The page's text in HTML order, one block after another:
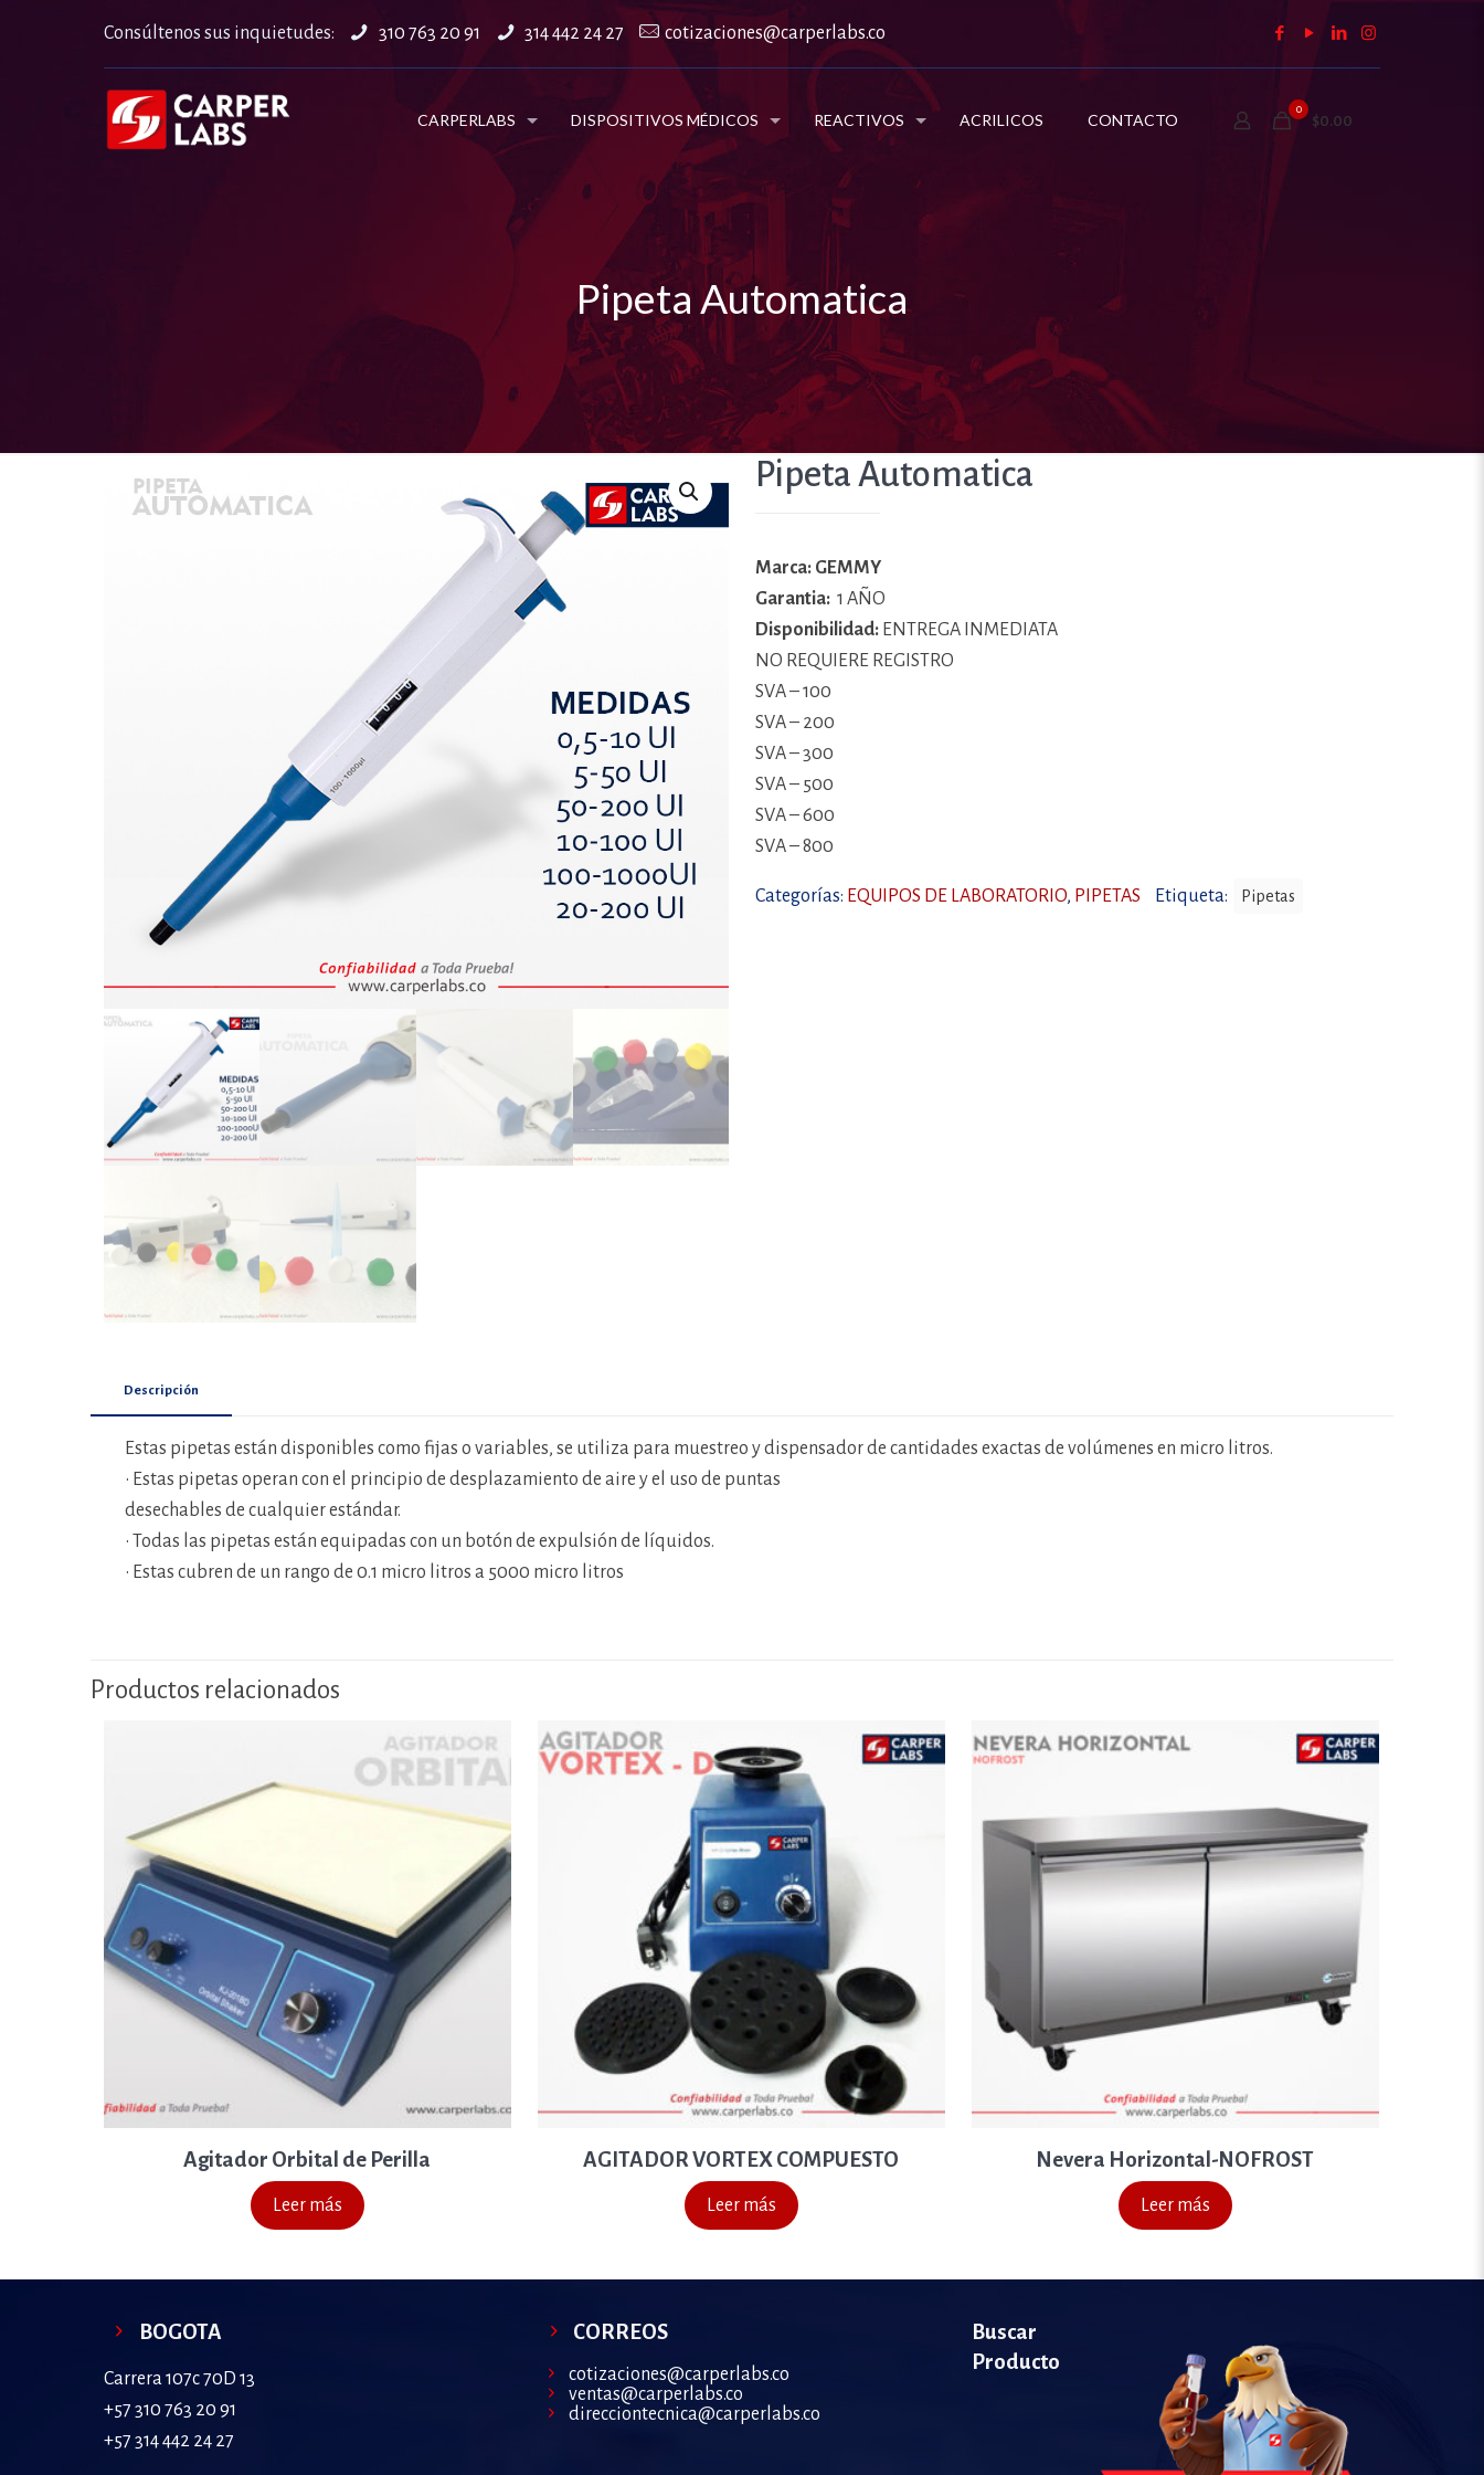
Consúltenos sus inquietudes: 310 763 20 91 314 442 24 27 cotizaciones@carperlabs.co
CARPERLABS DISPOSITIVOS MÉDICOS REACTIVOS ACRILICOS CONTACTO
0
$0.00
Pipeta Automatica
Pipeta Automatica
Marca: GEMMY
Garantia:1 AÑO
Disponibilidad:ENTREGA INMEDIATA
NO REQUIERE REGISTRO
SVA – 100
SVA – 200
SVA – 300
SVA – 500
SVA – 600
SVA – 800
Categorías: EQUIPOS DE LABORATORIO, PIPETAS Etiqueta: Pipetas
Descripción
Estas pipetas están disponibles como fijas o variables, se utiliza para muestreo y dispensador de cantidades exactas de volúmenes en micro litros.
• Estas pipetas operan con el principio de desplazamiento de aire y el uso de puntas
desechables de cualquier estándar.
• Todas las pipetas están equipadas con un botón de expulsión de líquidos.
• Estas cubren de un rango de 0.1 micro litros a 5000 micro litros
Productos relacionados
Agitador Orbital de Perilla
Leer más
AGITADOR VORTEX COMPUESTO
Leer más
Nevera Horizontal-NOFROST
Leer más
BOGOTA
Carrera 107c 70D 13
+57 310 763 20 91
+57 314 442 24 27
CORREOS
cotizaciones@carperlabs.co
ventas@carperlabs.co
direcciontecnica@carperlabs.co
Buscar
Producto